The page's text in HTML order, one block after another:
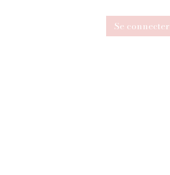
Se connecter